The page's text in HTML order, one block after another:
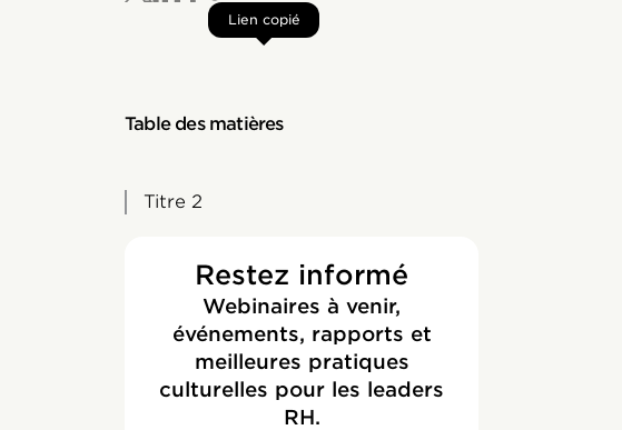
Lien copié
Table des matières
Titre 2
Restez informé
Webinaires à venir,
événements, rapports et
meilleures pratiques
culturelles pour les leaders
RH.